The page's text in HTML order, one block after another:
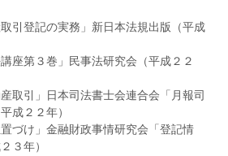
引登記の実務」新日本法規出版（平成
座第３巻」民事法研究会（平成２２
取引」日本司法書士会連合会「月報司
成２２年）
づけ」金融財政事情研究会「登記情
３年）